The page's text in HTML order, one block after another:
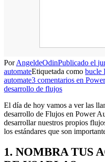
PorAngeldeOdinPublicado el
automateEtiquetada como bucle
automate3 comentarios en
desarrollo de flujos
El día de hoy vamos a ver las
desarrollo de Flujos en Power
desarrollar nuestros propios
los estándares que son
1. NOMBRA TUS